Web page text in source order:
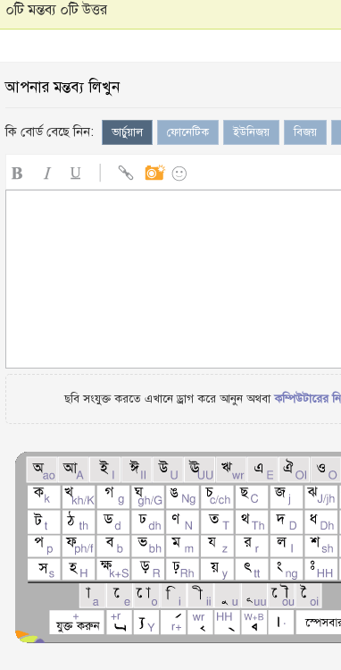
০টি মন্তব্য ০টি উত্তর
আপনার মন্তব্য লিখুন
কি বোর্ড বেছে নিন: ভার্চুয়াল ফোনেটিক ইউনিজয় বিজয়
ছবি সংযুক্ত করতে এখানে ড্রাগ করে আনুন অথবাকম্পিউটারের